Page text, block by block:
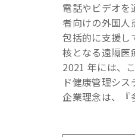
電話やビデオ
者向けの外国人
包括的に支援し
核となる遠隔医
2021 年には、
ド健康管理シ
企業理念は、『